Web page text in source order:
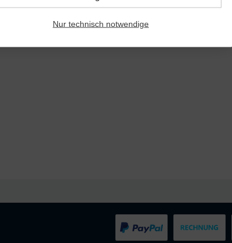
Nur technisch notwendige